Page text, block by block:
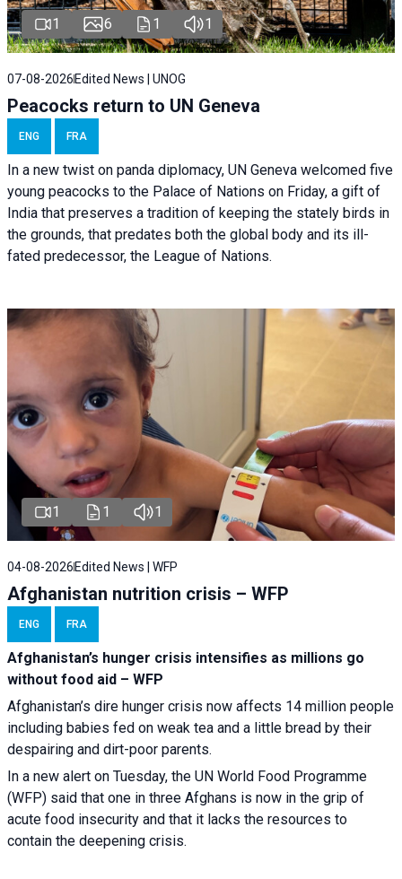
1 6 1 1
07-08-2026 Edited News | UNOG
Peacocks return to UN Geneva
ENG FRA
In a new twist on panda diplomacy, UN Geneva welcomed five
young peacocks to the Palace of Nations on Friday, a gift of
India that preserves a tradition of keeping the stately birds in
the grounds, that predates both the global body and its ill-
fated predecessor, the League of Nations.
1 1 1
04-08-2026 Edited News | WFP
Afghanistan nutrition crisis – WFP
ENG FRA
Afghanistan’s hunger crisis intensifies as millions go
without food aid – WFP
Afghanistan’s dire hunger crisis now affects 14 million people
including babies fed on weak tea and a little bread by their
despairing and dirt-poor parents.
In a new alert on Tuesday, the UN World Food Programme
(WFP) said that one in three Afghans is now in the grip of
acute food insecurity and that it lacks the resources to
contain the deepening crisis.